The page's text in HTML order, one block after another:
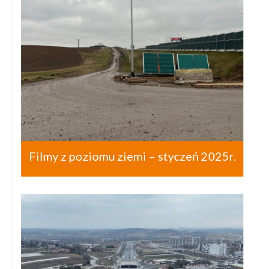
Filmy z poziomu ziemi – styczeń 2025r.